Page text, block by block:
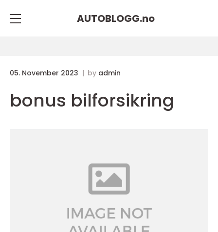
AUTOBLOGG.no
05. November 2023 by admin
bonus bilforsikring